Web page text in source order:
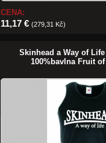
CENA:
11,17 € (279,31 Kč)
Skinhead a Way of
100%bavlna Fruit